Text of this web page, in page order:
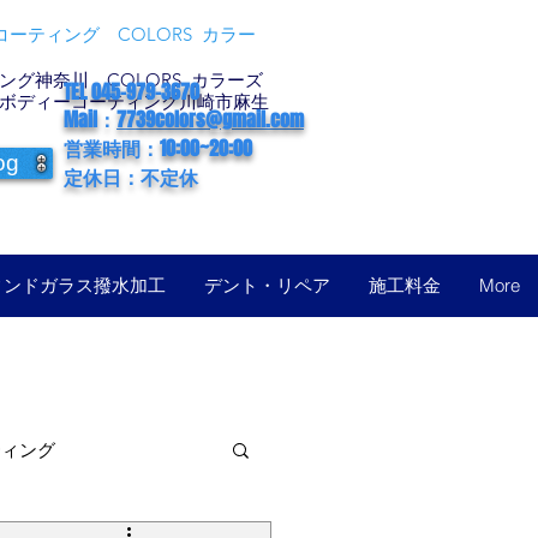
ーティング COLORS カラー
グ神奈川 COLORS カラーズ
ィーコーティング川崎市麻生
TEL 045-979-3670
Mail：7739colors@gmail.com
営業時間：10:00~20:00
定休日：不定休
ンドガラス撥水加工 デント・リペア 施工料金 More
ング